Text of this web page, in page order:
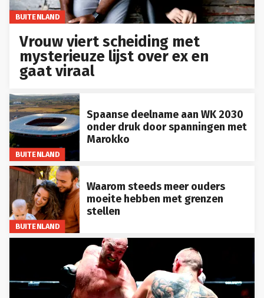
BUITENLAND
Vrouw viert scheiding met
mysterieuze lijst over ex en
gaat viraal
BUITENLAND
Spaanse deelname aan WK 2030
onder druk door spanningen met
Marokko
BUITENLAND
Waarom steeds meer ouders
moeite hebben met grenzen
stellen